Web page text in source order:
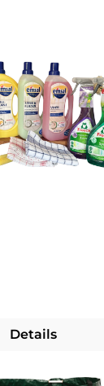
Details